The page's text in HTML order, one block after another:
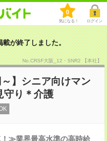
0
気になる！ ログイン
が終了しました。
No.CRSF大阪_12・SNR2 【本社】
】シニア向けマン
守り＊介護
≫業界最高水準の高時給